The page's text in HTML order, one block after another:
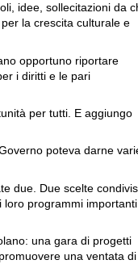
idee, sollecitazioni da
la crescita culturale e
opportuno riportare
i diritti e le pari
per tutti. E aggiungo
poteva darne
due. Due scelte
loro programmi
una gara di progetti
una ventata di